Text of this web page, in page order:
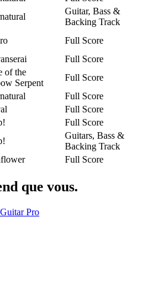
Guitar, Bass &
Backing Track
Full Score
Full Score
of the
Serpent
Full Score
Full Score
Full Score
Full Score
Guitars, Bass &
Backing Track
Full Score
que vous.
Pro